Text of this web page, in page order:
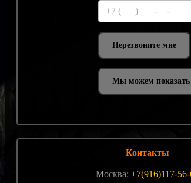
Мы можем
Контакты
Москва: +7(916)117-